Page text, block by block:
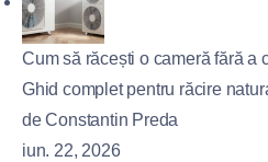
Cum să răcești o cameră fără a
Ghid complet pentru răcire
de Constantin Preda
iun. 22, 2026